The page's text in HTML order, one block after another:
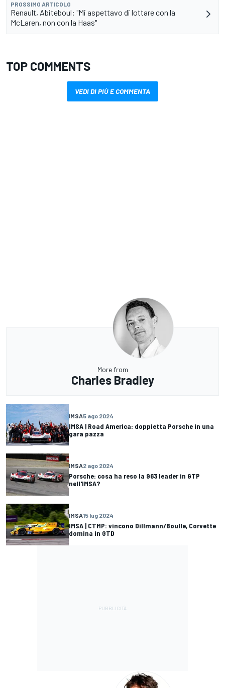
PROSSIMO ARTICOLO
Renault, Abiteboul: "Mi aspettavo di lottare con la
McLaren, non con la Haas"
TOP COMMENTS
VEDI DI PIÙ E COMMENTA
More from
Charles Bradley
IMSA5 ago 2024
IMSA | Road America: doppietta Porsche in una
gara pazza
IMSA2 ago 2024
Porsche: cosa ha reso la 963 leader in GTP
nell'IMSA?
IMSA15 lug 2024
IMSA | CTMP: vincono Dillmann/Boulle, Corvette
domina in GTD